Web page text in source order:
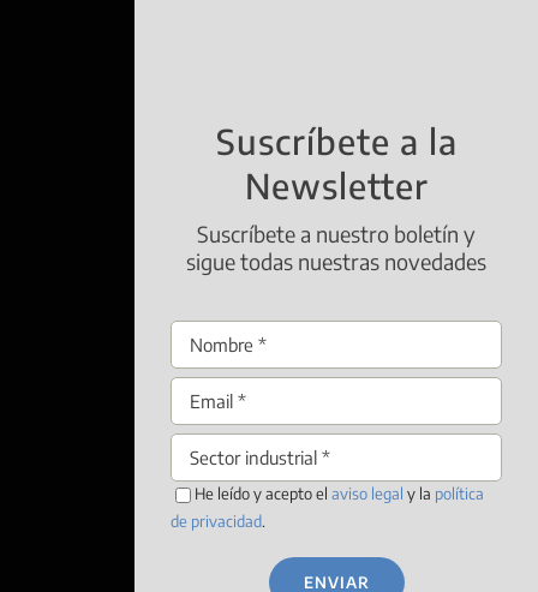
Suscríbete a la
Newsletter
Suscríbete a nuestro boletín y
sigue todas nuestras novedades
He leído y acepto el aviso legal y la política
de privacidad.
ENVIAR